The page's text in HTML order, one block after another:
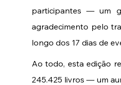
participantes — um
agradecimento pelo
longo dos 17 dias de
Ao todo, esta edição
245.425 livros — um